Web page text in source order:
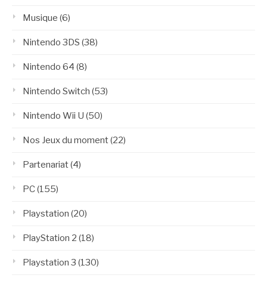
Musique (6)
Nintendo 3DS (38)
Nintendo 64 (8)
Nintendo Switch (53)
Nintendo Wii U (50)
Nos Jeux du moment(22)
Partenariat(4)
PC(155)
Playstation (20)
PlayStation 2 (18)
Playstation 3 (130)